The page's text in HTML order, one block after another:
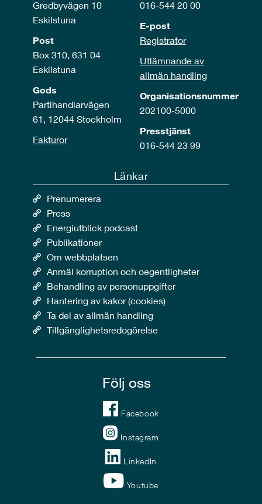
Gredbyvägen 10
Eskilstuna
Post
Box 310, 631 04
Eskilstuna
Gods
Partihandlarvägen
61, 12044 Stockholm
Fakturor
016-544 20 00
E-post
Registrator
Utlämnande av
allmän handling
Organisationsnummer
202100-5000
Presstjänst
016-544 23 99
Länkar
Prenumerera
Press
Energiutblick podcast
Publikationer
Om webbplatsen
Anmäl korruption och oegentligheter
Behandling av personuppgifter
Hantering av kakor (cookies)
Ta del av allmän handling
Tillgänglighetsredogörelse
Följ oss
Facebook
Instagram
LinkedIn
Youtube